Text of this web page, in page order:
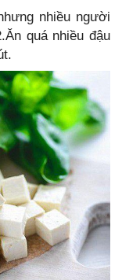
nhiều người
quá nhiều đậu